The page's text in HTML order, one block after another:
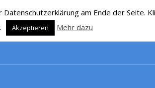
am Ende der Seite.
Akzeptieren Mehr dazu